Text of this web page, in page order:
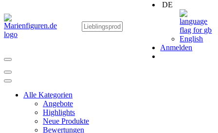
DE
English
Anmelden
Alle Kategorien
Angebote
Highlights
Neue Produkte
Bewertungen